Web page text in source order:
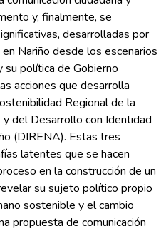
y, finalmente, se
desarrolladas por
Nariño desde los escenarios
política de Gobierno
acciones que desarrolla
Regional de la
y del Desarrollo con Identidad
(DIRENA). Estas tres
latentes que se hacen
en la construcción de un
su sujeto político propio
sostenible y el cambio
propuesta de comunicación